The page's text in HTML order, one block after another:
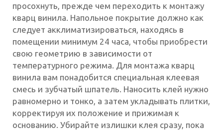
просохнуть, прежде чем переходить к монтажу
кварц винила. Напольное покрытие должно как
следует акклиматизироваться, находясь в
помещении минимум 24 часа, чтобы приобрести
свою геометрию в зависимости от
температурного режима. Для монтажа кварц
винила вам понадобится специальная клеевая
смесь и зубчатый шпатель. Наносить клей нужно
равномерно и тонко, а затем укладывать плитки,
корректируя их положение и прижимая к
основанию. Убирайте излишки клея сразу, пока